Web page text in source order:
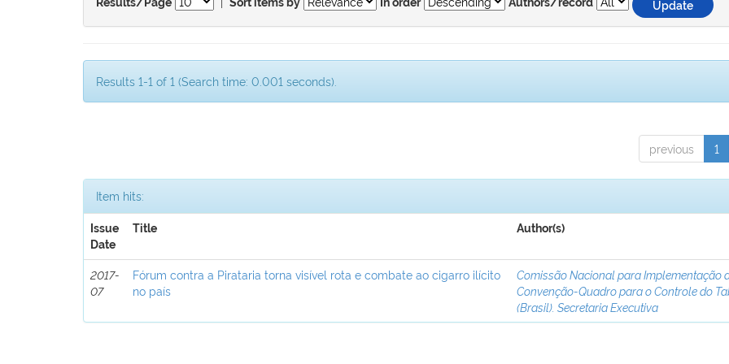
Results/Page Sort items by In order Authors/record
Results 1-1 of 1 (Search time: 0.001 seconds).
previous 1
Item hits:
Issue
Date
Title Author(s)
2017-
07
Fórum contra a Pirataria torna visível rota e combate ao cigarro ilícito
no país
Comissão Nacional para Implementação
Convenção-Quadro para o Controle do
(Brasil). Secretaria Executiva